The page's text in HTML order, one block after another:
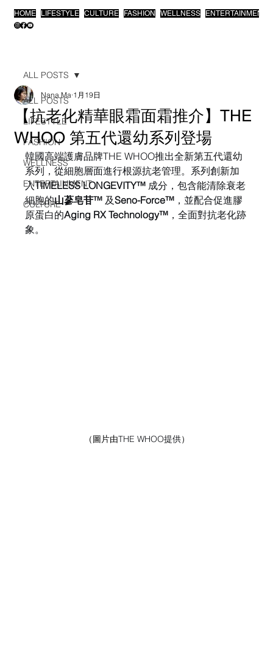
HOME LIFESTYLE CULTURE FASHION WELLNESS ENTERTAINMENT
ALL POSTS
LIFESTYLE
FASHION
WELLNESS
ENTERTAINMENT
CULTURE
ALL POSTS
【抗老化精華眼霜面霜推介】THE
WHOO 第五代還幼系列登場
Nana Ma 1月19日
韓國高端護膚品牌THE WHOO推出全新第五代還幼
系列，從細胞層面進行根源抗老管理。系列創新加
入TIMELESS LONGEVITY™ 成分，包含能清除衰老
細胞的山蔘皂苷™ 及Seno-Force™，並配合促進膠
原蛋白的Aging RX Technology™，全面對抗老化跡
象。
（圖片由THE WHOO提供）